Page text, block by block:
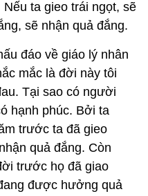
ta gieo trái ngọt, sẽ
sẽ nhận quả đắng.
đáo về giáo lý nhân
mắc là đời này tôi
Tại sao có người
hạnh phúc. Bởi ta
trước ta đã gieo
quả đắng. Còn
trước họ đã giao
được hưởng quả